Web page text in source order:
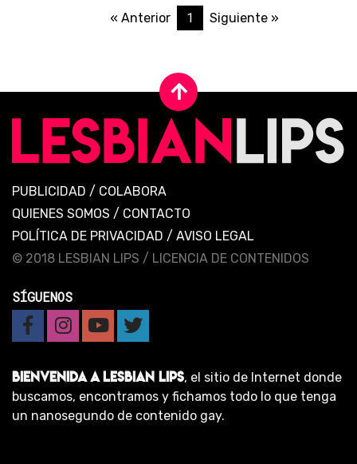
« Anterior 1 Siguiente »
PUBLICIDAD / COLABORA
QUIENES SOMOS / CONTACTO
POLÍTICA DE PRIVACIDAD / AVISO LEGAL
© 2018 LESBIAN LIPS / LICENCIA DE CONTENIDOS
SÍGUENOS
BIENVENIDA A LESBIAN LIPS, el sitio de Internet donde
buscamos, encontramos y fichamos todo lo que tenga
un nanosegundo de contenido gay.